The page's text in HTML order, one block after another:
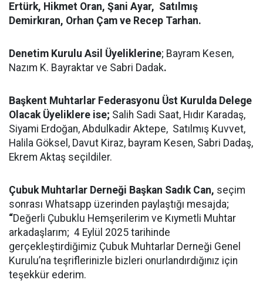
Ertürk, Hikmet Oran, Şani Ayar, Satılmış
Demirkıran, Orhan Çam ve Recep Tarhan.
Denetim Kurulu Asil Üyeliklerine; Bayram Kesen,
Nazım K. Bayraktar ve Sabri Dadak.
Başkent Muhtarlar Federasyonu Üst Kurulda Delege
Olacak Üyeliklere ise; Salih Sadi Saat, Hıdır Karadaş,
Siyami Erdoğan, Abdulkadir Aktepe, Satılmış Kuvvet,
Halila Göksel, Davut Kiraz, bayram Kesen, Sabri Dadaş,
Ekrem Aktaş seçildiler.
Çubuk Muhtarlar Derneği Başkan Sadık Can, seçim
sonrası Whatsapp üzerinden paylaştığı mesajda;
“Değerli Çubuklu Hemşerilerim ve Kıymetli Muhtar
arkadaşlarım; 4 Eylül 2025 tarihinde
gerçekleştirdiğimiz Çubuk Muhtarlar Derneği Genel
Kurulu’na teşriflerinizle bizleri onurlandırdığınız için
teşekkür ederim.